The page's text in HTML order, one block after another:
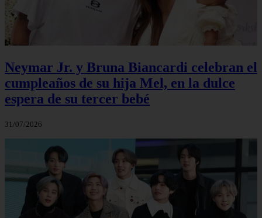
Neymar Jr. y Bruna Biancardi celebran el
cumpleaños de su hija Mel, en la dulce
espera de su tercer bebé
31/07/2026